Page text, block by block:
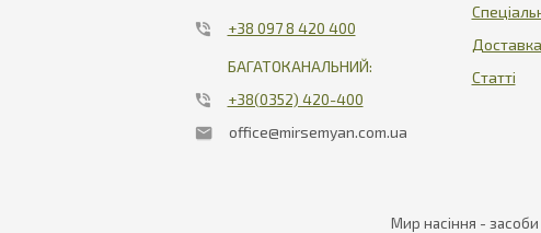
+38 097 8 420 400
БАГАТОКАНАЛЬНИЙ:
+38(0352) 420-400
office@mirsemyan.com.ua
Статті
Мир насіння -